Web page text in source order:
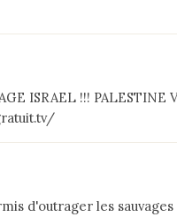
ISRAEL !!! PALESTINE
d'outrager les sauvages